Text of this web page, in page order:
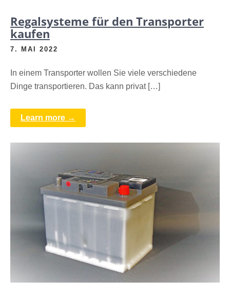
Regalsysteme für den Transporter
kaufen
7. MAI 2022
In einem Transporter wollen Sie viele verschiedene
Dinge transportieren. Das kann privat […]
Learn more →